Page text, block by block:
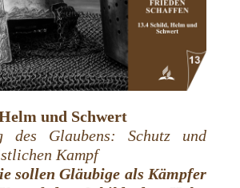
und Schwert
des Glaubens: Schutz und
Kampf
sollen Gläubige als Kämpfer